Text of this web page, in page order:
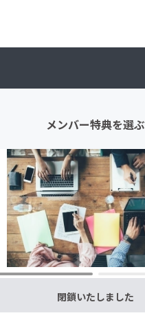
メンバー特典を選ぶ
閉鎖いたしました